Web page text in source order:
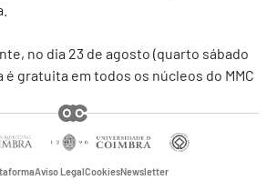
no dia 23 de agosto (quarto sábado
é gratuita em todos os núcleos do MMC
Aviso LegalCookiesNewsletter